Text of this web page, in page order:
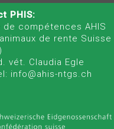
PHIS:
de compétences AHIS
de rente Suisse
vét. Claudia Egle
info@ahis-ntgs.ch